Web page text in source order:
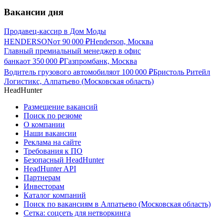
Вакансии дня
Продавец-кассир в Дом Моды
HENDERSONот 90 000 ₽Henderson, Москва
Главный премиальный менеджер в офис
банкаот 350 000 ₽Газпромбанк, Москва
Водитель грузового автомобиляот 100 000 ₽Бристоль Ритейл
Логистикс, Алпатьево (Московская область)
HeadHunter
Размещение вакансий
Поиск по резюме
О компании
Наши вакансии
Реклама на сайте
Требования к ПО
Безопасный HeadHunter
HeadHunter API
Партнерам
Инвесторам
Каталог компаний
Поиск по вакансиям в Алпатьево (Московская область)
Сетка: соцсеть для нетворкинга